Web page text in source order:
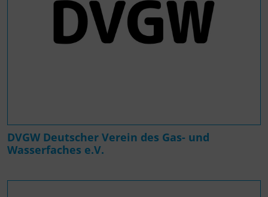
DVGW Deutscher Verein des Gas- und
Wasserfaches e.V.